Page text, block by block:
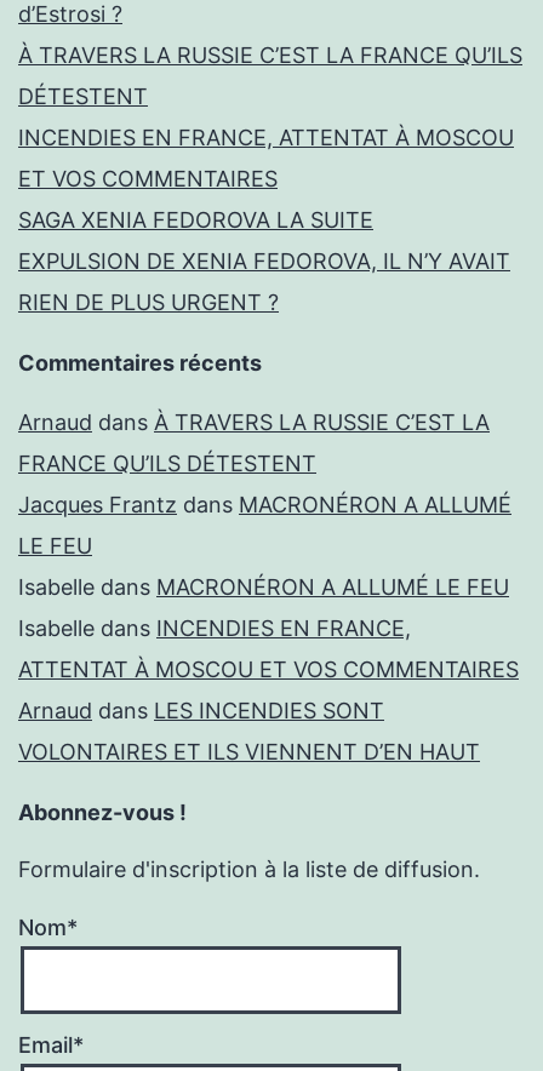
d’Estrosi ?
À TRAVERS LA RUSSIE C’EST LA FRANCE QU’ILS
DÉTESTENT
INCENDIES EN FRANCE, ATTENTAT À MOSCOU
ET VOS COMMENTAIRES
SAGA XENIA FEDOROVA LA SUITE
EXPULSION DE XENIA FEDOROVA, IL N’Y AVAIT
RIEN DE PLUS URGENT ?
Commentaires récents
Arnaud dans À TRAVERS LA RUSSIE C’EST LA
FRANCE QU’ILS DÉTESTENT
Jacques Frantz dans MACRONÉRON A ALLUMÉ
LE FEU
Isabelle dans MACRONÉRON A ALLUMÉ LE FEU
Isabelle dans INCENDIES EN FRANCE,
ATTENTAT À MOSCOU ET VOS COMMENTAIRES
Arnaud dans LES INCENDIES SONT
VOLONTAIRES ET ILS VIENNENT D’EN HAUT
Abonnez-vous !
Formulaire d'inscription à la liste de diffusion.
Nom*
Email*